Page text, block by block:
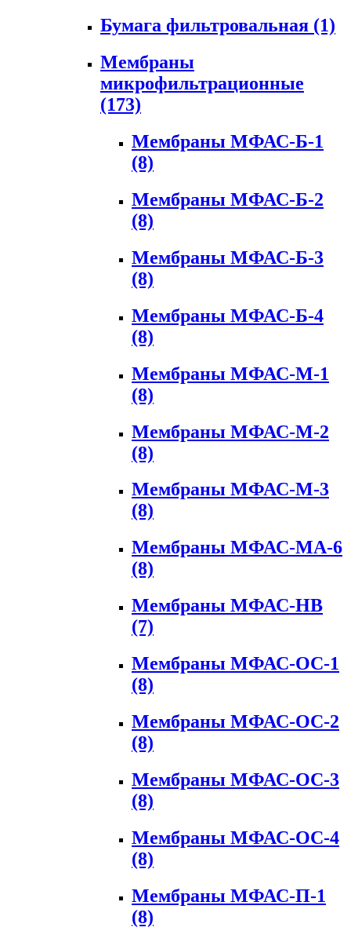
Бумага фильтровальная (1)
Мембраны
микрофильтрационные
(173)
Мембраны МФАС-Б-1
(8)
Мембраны МФАС-Б-2
(8)
Мембраны МФАС-Б-3
(8)
Мембраны МФАС-Б-4
(8)
Мембраны МФАС-М-1
(8)
Мембраны МФАС-М-2
(8)
Мембраны МФАС-М-3
(8)
Мембраны МФАС-МА-6
(8)
Мембраны МФАС-НВ
(7)
Мембраны МФАС-ОС-1
(8)
Мембраны МФАС-ОС-2
(8)
Мембраны МФАС-ОС-3
(8)
Мембраны МФАС-ОС-4
(8)
Мембраны МФАС-П-1
(8)